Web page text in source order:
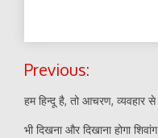
Post
navigation
Previous:
हम हिन्दू है, तो आचरण, व्यवहार से
भी दिखना और दिखाना होगा शिवांग